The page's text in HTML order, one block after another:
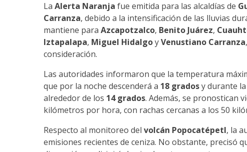
La Alerta Naranja fue emitida para las alcaldías de
Carranza, debido a la intensificación de las lluvias
mantiene para Azcapotzalco, Benito Juárez,
Iztapalapa, Miguel HidalgoyVenustiano Carranza
consideración.
Las autoridades informaron que la temperatura
que por la noche descenderá a 18 gradosy durante
alrededor de los 14 grados. Además, se pronostican
kilómetros por hora, con rachas cercanas a los 50
Respecto al monitoreo del volcán Popocatépetl, la
emisiones recientes de ceniza. No obstante, precisó